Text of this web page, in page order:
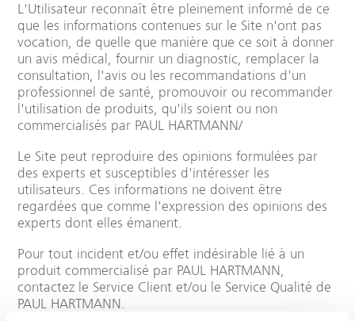
L'Utilisateur reconnaît être pleinement informé de ce
que les informations contenues sur le Site n'ont pas
vocation, de quelle que manière que ce soit à donner
un avis médical, fournir un diagnostic, remplacer la
consultation, l'avis ou les recommandations d'un
professionnel de santé, promouvoir ou recommander
l'utilisation de produits, qu'ils soient ou non
commercialisés par PAUL HARTMANN/
Le Site peut reproduire des opinions formulées par
des experts et susceptibles d'intéresser les
utilisateurs. Ces informations ne doivent être
regardées que comme l'expression des opinions des
experts dont elles émanent.
Pour tout incident et/ou effet indésirable lié à un
produit commercialisé par PAUL HARTMANN,
contactez le Service Client et/ou le Service Qualité de
PAUL HARTMANN.